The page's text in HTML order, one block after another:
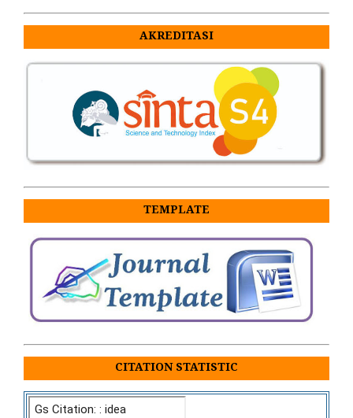
AKREDITASI
TEMPLATE
CITATION STATISTIC